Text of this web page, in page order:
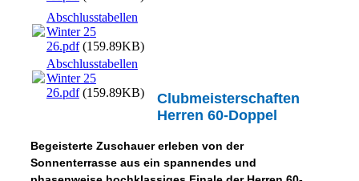
Abschlusstabellen
Winter 25
26.pdf(159.89KB)
Abschlusstabellen
Winter 25
26.pdf(159.89KB)
Clubmeisterschaften
Herren 60-Doppel
Begeisterte Zuschauer erleben von der
Sonnenterrasse aus ein spannendes und